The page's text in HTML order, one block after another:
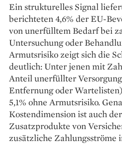
Ein strukturelles Signal
berichteten 4,6% der EU-
von unerfülltem Bedarf bei
Untersuchung oder
Armutsrisiko zeigt sich die
deutlich: Unter jenen mit
Anteil unerfüllter
Entfernung oder
5,1% ohne Armutsrisiko.
Kostendimension ist auch
Zusatzprodukte von
zusätzliche Zahlungsströme